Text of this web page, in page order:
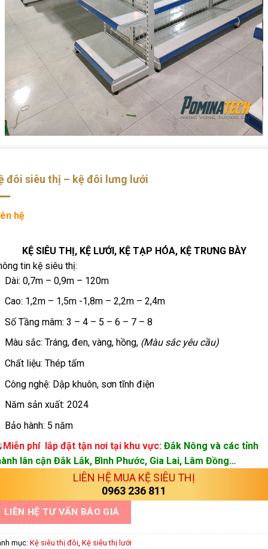
đôi siêu thị – kệ đôi lưng lưới
hệ
KỆ SIÊU THỊ, KỆ LƯỚI, KỆ TẠP HÓA, KỆ TRƯNG BÀY
tin kệ siêu thị:
Dài: 0,7m – 0,9m – 120m
Cao: 1,2m – 1,5m -1,8m – 2,2m – 2,4m
Số Tầng mâm: 3 – 4 – 5 – 6 – 7 – 8
Màu sắc: Tráng, đen, vàng, hồng, (Màu sắc yêu cầu)
Chất liệu: Thép tấm
Công nghệ: Dập khuôn, sơn tĩnh điện
Năm sản xuất: 2024
Bảo hành: 5 năm
Miễn phí lắp đặt tận nơi tại khu vực: Đắk Nông và các tỉnh
lân cận Đắk Lắk, Bình Phước, Gia Lai, Lâm Đồng…
LIÊN HỆ MUA KỆ SIÊU THỊ
0963 236 811
LIÊN HỆ TƯ VẤN BÁO GIÁ
mục: Kệ siêu thị đôi Kệ siêu thị lưới